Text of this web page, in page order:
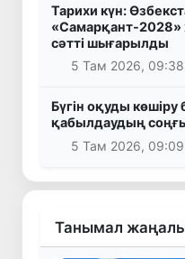
Тарихи күн:
«Самарқант-2028»
сәтті шығарылды
5 Там 2026, 09:38
Бүгін оқуды көшіру
қабылдаудың соңғы
5 Там 2026, 09:09
Танымал